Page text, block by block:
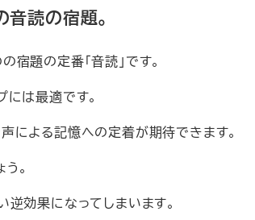
読の宿題。
題の定番「音読」です。
は最適です。
による記憶への定着が期待できます。
。
効果になってしまいます。